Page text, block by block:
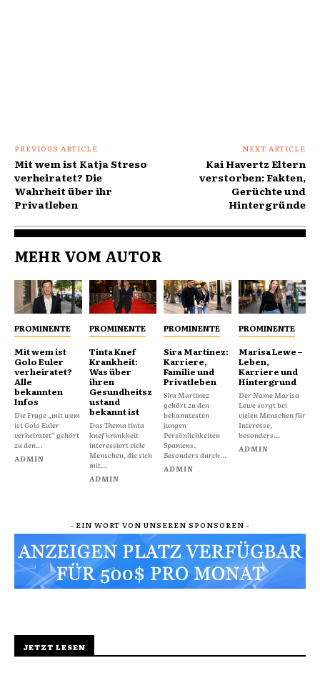
PREVIOUS ARTICLE
Mit wem ist Katja Streso
verheiratet? Die
Wahrheit über ihr
Privatleben
NEXT ARTICLE
Kai Havertz Eltern
verstorben: Fakten,
Gerüchte und
Hintergründe
MEHR VOM AUTOR
PROMINENTE
Mit wem ist
Golo Euler
verheiratet?
Alle
bekannten
Infos
Die Frage „mit wem
ist Golo Euler
verheiratet“ gehört
zu den...
ADMIN
PROMINENTE
Tinta Knef
Krankheit:
Was über
ihren
Gesundheitsz
ustand
bekannt ist
Das Thema tinta
knef krankheit
interessiert viele
Menschen, die sich
mit...
ADMIN
PROMINENTE
Sira Martínez:
Karriere,
Familie und
Privatleben
Sira Martínez
gehört zu den
bekanntesten
jungen
Persönlichkeiten
Spaniens.
Besonders durch...
ADMIN
PROMINENTE
Marisa Lewe –
Leben,
Karriere und
Hintergrund
Der Name Marisa
Lewe sorgt bei
vielen Menschen für
Interesse,
besonders...
ADMIN
- EIN WORT VON UNSEREN SPONSOREN -
JETZT LESEN